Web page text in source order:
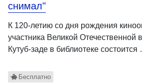
снимал"
К 120-летию со дня рождения
участника Великой Отечественной
Кутуб-заде в библиотеке состоится
Бесплатно